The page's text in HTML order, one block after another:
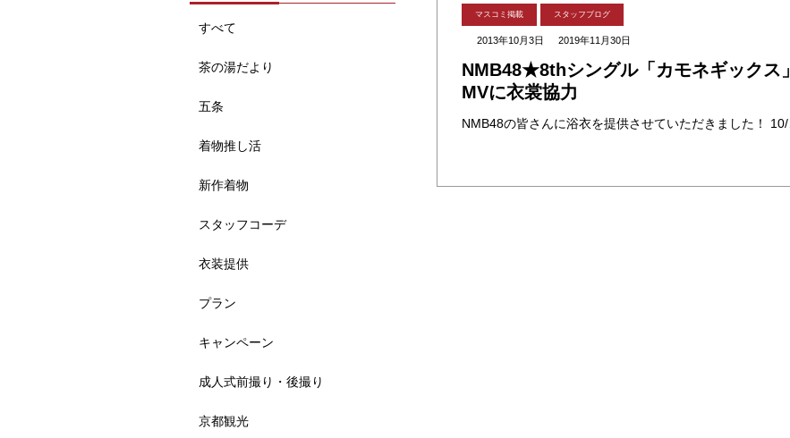
すべて
茶の湯だより
五条
着物推し活
新作着物
スタッフコーデ
衣装提供
プラン
キャンペーン
成人式前撮り・後撮り
京都観光
マスコミ掲載 スタッフブログ
2013年10月3日 2019年11月30日
NMB48★8thシングル「カモネギックス」
MVに衣裳協力